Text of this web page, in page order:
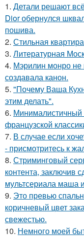
1. Детали решают
Dior обернулся
пошива.
2. Стильная
3. Литературная
4. Мэрилин монро не
создавала канон.
5. "Почему Ваша
этим делать".
6. Минималистичный
французской
7. В случае если
- присмотритесь к
8. Стриминговый
контента, заключив
мультсериала маша
9. Это превью
коричневый цвет
свежестью.
10. Немного моей